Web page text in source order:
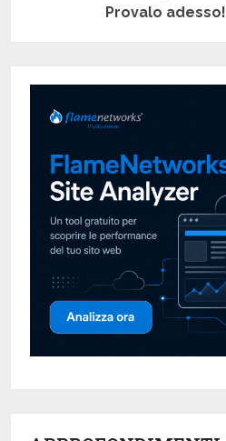
Provalo adesso!